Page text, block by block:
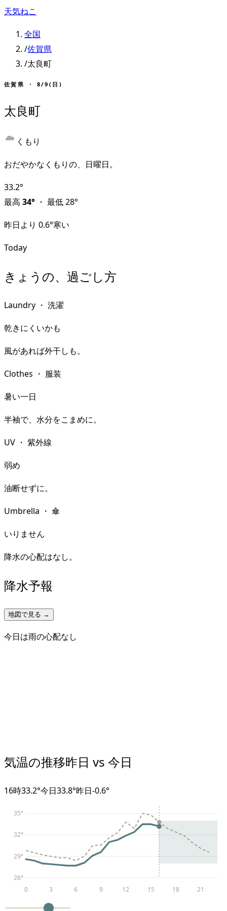
天気ねこ
全国
/佐賀県
/太良町
佐賀県 ・ 8/9(日)
太良町
くもり
おだやかなくもりの、日曜日。
33.2°
最高 34° ・ 最低28°
昨日より 0.6°寒い
Today
きょうの、過ごし方
Laundry ・ 洗濯
乾きにくいかも
風があれば外干しも。
Clothes ・ 服装
暑い一日
半袖で、水分をこまめに。
UV ・ 紫外線
弱め
油断せずに。
Umbrella ・ 傘
いりません
降水の心配はなし。
降水予報
地図で見る →
今日は雨の心配なし
気温の推移昨日 vs 今日
16時33.2°今日33.8°昨日-0.6°
26°
29°
32°
35°
0 3 6 9 12 15 18 21